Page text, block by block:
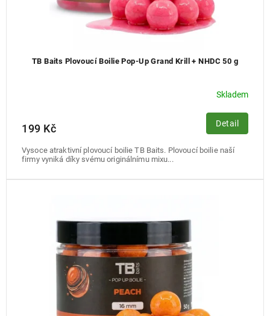
TB Baits Plovoucí Boilie Pop-Up Grand Krill + NHDC 50 g
Skladem
199 Kč Detail
Vysoce atraktivní plovoucí boilie TB Baits. Plovoucí boilie naší
firmy vyniká díky svému originálnímu mixu...